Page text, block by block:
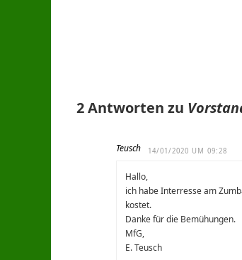
2 Antworten zu
Teusch 14/01/2020 UM 09:28
Hallo,
ich habe Interresse am
kostet.
Danke für die Bemühungen.
MfG,
E. Teusch